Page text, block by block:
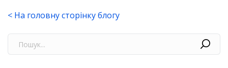
< На головну сторінку блогу